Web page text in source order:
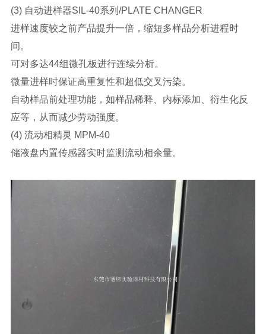
(3) 自动进样器SIL-40系列/PLATE CHANGER
进样速度较之前产品提升一倍，缩短多样品分析进程时
间。
可对多达44组微孔板进行连续分析。
微量进样时保证高重复性和超低交叉污染。
自动样品前处理功能，如样品稀释、内标添加、衍生化反
应等，从而减少劳动强度。
(4) 流动相精灵 MPM-40
储液盘内置传感器实时监测流动相余量。